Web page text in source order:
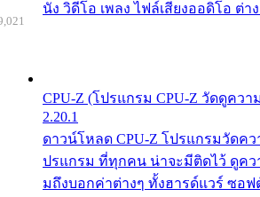
นัง วิดีโอ เพลง ไฟล์เสียงออดิโอ ต่า
CPU-Z (โปรแกรม CPU-Z วัดดูควา
2.20.1
ดาวน์โหลด CPU-Z โปรแกรมวัดคว
ปรแกรม ที่ทุกคน น่าจะมีติดไว้ ดูควา
มถึงบอกค่าต่างๆ ทั้งฮารด์แวร์ ซอฟ